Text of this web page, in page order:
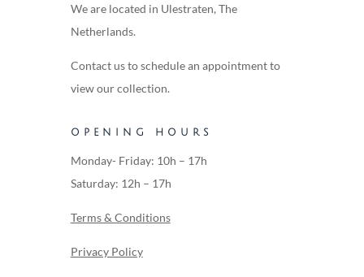
We are located in Ulestraten, The
Netherlands.
Contact us to schedule an appointment to
view our collection.
OPENING HOURS
Monday- Friday: 10h – 17h
Saturday: 12h – 17h
Terms & Conditions
Privacy Policy